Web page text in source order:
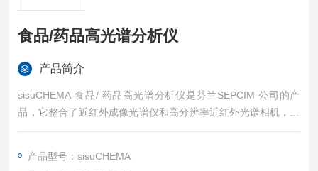
食品/药品高光谱分析仪
产品简介
sisuCHEMA 食品/ 药品高光谱分析仪是芬兰SEPCIM 公司的产
品，它整合了近红外成像光谱仪和高分辨率近红外光谱相机，采
用推扫成像技术，可同时对大量的样品进行光谱和影像的测量，
产品型号：sisuCHEMA